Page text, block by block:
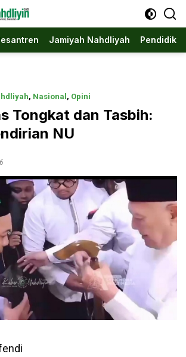
Jamiyah Nahdliyah
, Nasional , Opini
Tongkat dan Tasbih:
NU